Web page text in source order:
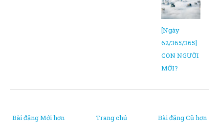
[Ngày
62/365/365]
CON NGƯỜI
MỚI?
Bài đăng Mới hơn Bài đăng Cũ hơn
Trang chủ